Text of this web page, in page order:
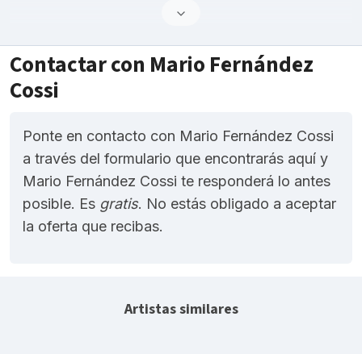
Contactar con Mario Fernández
Cossi
Ponte en contacto con Mario Fernández Cossi
a través del formulario que encontrarás aquí y
Mario Fernández Cossi te responderá lo antes
posible. Es gratis. No estás obligado a aceptar
la oferta que recibas.
Artistas similares